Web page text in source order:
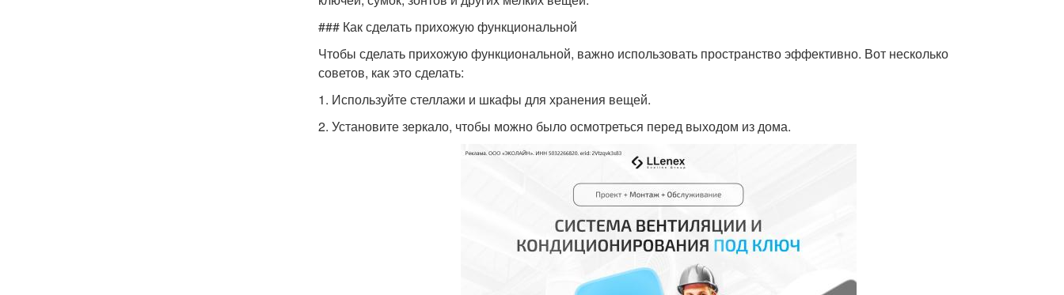
### Как сделать прихожую функциональной
Чтобы сделать прихожую функциональной, важно использовать пространство эффективно. Вот несколько
советов, как это сделать:
1. Используйте стеллажи и шкафы для хранения вещей.
2. Установите зеркало, чтобы можно было осмотреться перед выходом из дома.